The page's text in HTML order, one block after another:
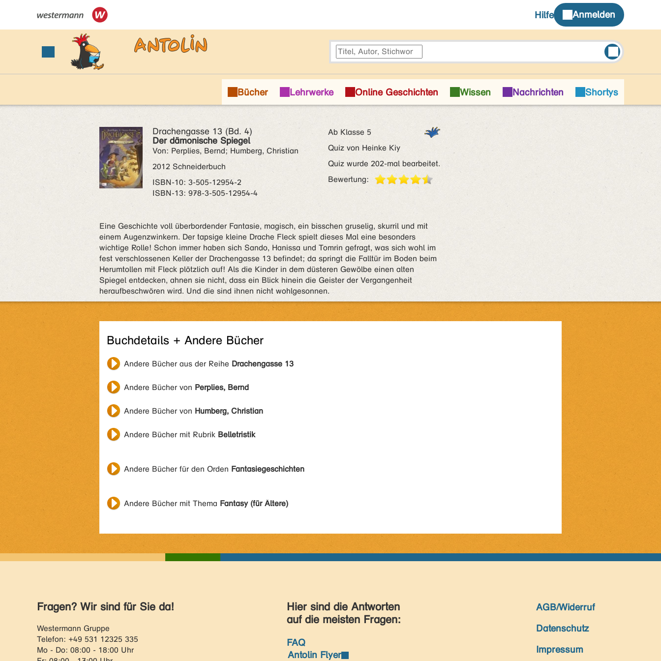
Drachengasse 13 (Bd. 4)
Der dämonische Spiegel
Von: Perplies, Bernd; Humberg, Christian
2012 Schneiderbuch
ISBN‑10: 3-505-12954-2
ISBN‑13: 978-3-505-12954-4
Ab Klasse 5
Quiz von Heinke Kiy
Quiz wurde 202-mal bearbeitet.
Bewertung:
Eine Geschichte voll überbordender Fantasie, magisch, ein bisschen gruselig, skurril und mit
einem Augenzwinkern. Der tapsige kleine Drache Fleck spielt dieses Mal eine besonders
wichtige Rolle! Schon immer haben sich Sando, Hanissa und Tomrin gefragt, was sich wohl im
fest verschlossenen Keller der Drachengasse 13 befindet; da springt die Falltür im Boden beim
Herumtollen mit Fleck plötzlich auf! Als die Kinder in dem düsteren Gewölbe einen alten
Spiegel entdecken, ahnen sie nicht, dass ein Blick hinein die Geister der Vergangenheit
heraufbeschwören wird. Und die sind ihnen nicht wohlgesonnen.
Buchdetails + Andere Bücher
Andere Bücher aus der Reihe Drachengasse 13
Andere Bücher von Perplies, Bernd
Andere Bücher von Humberg, Christian
Andere Bücher mit Rubrik Belletristik
Andere Bücher für den Orden Fantasiegeschichten
Andere Bücher mit Thema Fantasy (für Ältere)